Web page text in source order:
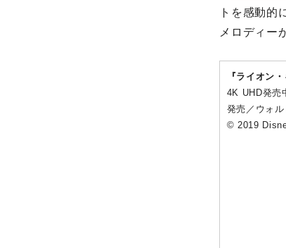
トを感動的
メロディー
『ライオン・
4K UHD発売
発売／ウォ
© 2019